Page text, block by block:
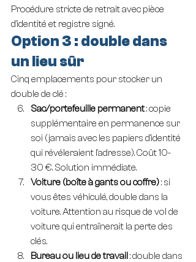
Procédure stricte de retrait avec pièce
d'identité et registre signé.
Option 3 : double dans
un lieu sûr
Cinq emplacements pour stocker un
double de clé :
Sac/portefeuille permanent : copie
supplémentaire en permanence sur
soi (jamais avec les papiers d'identité
qui révéleraient l'adresse). Coût 10-
30 €. Solution immédiate.
Voiture (boîte à gants ou coffre) : si
vous êtes véhiculé, double dans la
voiture. Attention au risque de vol de
voiture qui entraînerait la perte des
clés.
Bureau ou lieu de travail : double dans